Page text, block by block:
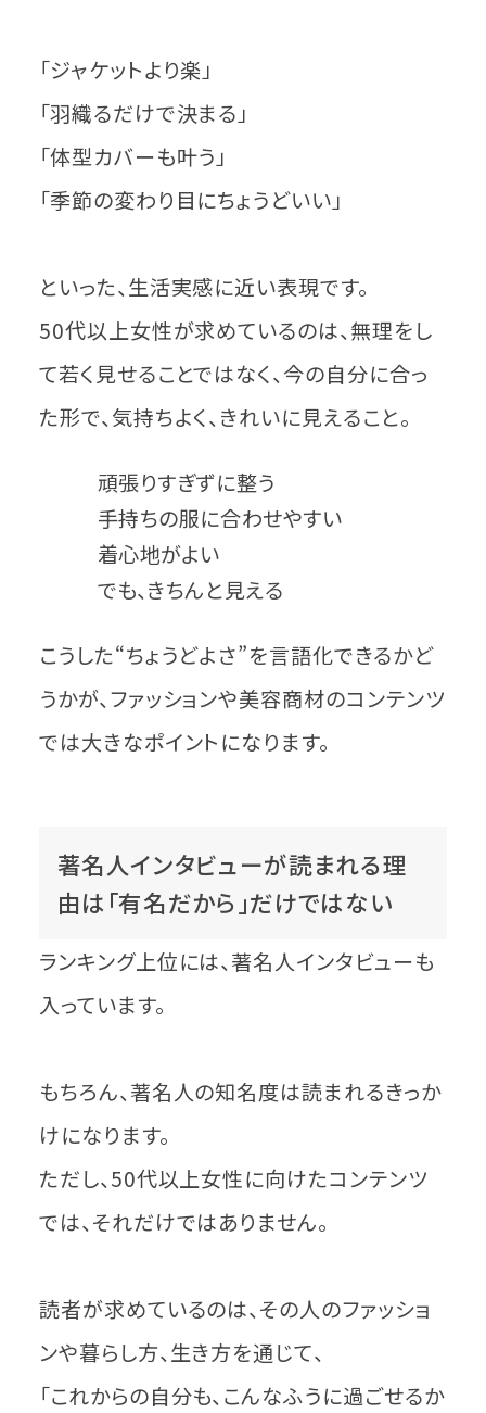
「ジャケットより楽」
「羽織るだけで決まる」
「体型カバーも叶う」
「季節の変わり目にちょうどいい」
といった、生活実感に近い表現です。
50代以上女性が求めているのは、無理をし
て若く見せることではなく、今の自分に合っ
た形で、気持ちよく、きれいに見えること。
頑張りすぎずに整う
手持ちの服に合わせやすい
着心地がよい
でも、きちんと見える
こうした“ちょうどよさ”を言語化できるかど
うかが、ファッションや美容商材のコンテンツ
では大きなポイントになります。
著名人インタビューが読まれる理
由は「有名だから」だけではない
ランキング上位には、著名人インタビューも
入っています。
もちろん、著名人の知名度は読まれるきっか
けになります。
ただし、50代以上女性に向けたコンテンツ
では、それだけではありません。
読者が求めているのは、その人のファッショ
ンや暮らし方、生き方を通じて、
「これからの自分も、こんなふうに過ごせるか